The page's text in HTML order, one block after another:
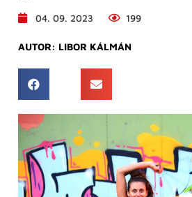
04. 09. 2023 199
AUTOR: LIBOR KÁLMÁN